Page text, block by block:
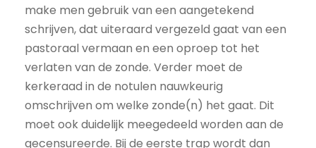
make men gebruik van een aangetekend
schrijven, dat uiteraard vergezeld gaat van een
pastoraal vermaan en een oproep tot het
verlaten van de zonde. Verder moet de
kerkeraad in de notulen nauwkeurig
omschrijven om welke zonde(n) het gaat. Dit
moet ook duidelijk meegedeeld worden aan de
gecensureerde. Bij de eerste trap wordt dan